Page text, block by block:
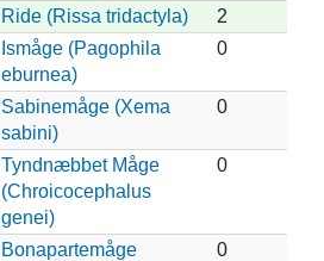
Ride (Rissa tridactyla)
2
Ismåge (Pagophila
eburnea)
0
Sabinemåge (Xema
sabini)
0
Tyndnæbbet Måge
(Chroicocephalus
genei)
0
Bonapartemåge
0